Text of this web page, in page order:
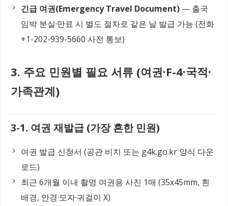
긴급 여권(Emergency Travel Document) — 출국
임박 분실·만료 시 별도 절차로 같은 날 발급 가능 (전화
+1-202-939-5660 사전 통보)
3. 주요 민원별 필요 서류 (여권·F-4·국적·
가족관계)
3-1. 여권 재발급 (가장 흔한 민원)
여권 발급 신청서 (공관 비치 또는 g4k.go.kr 양식 다운
로드)
최근 6개월 이내 촬영 여권용 사진 1매 (35x45mm, 흰
배경, 안경·모자·귀걸이 X)